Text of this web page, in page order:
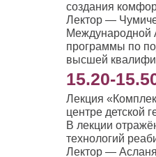
создания
Лектор —
Международной
программы по
15.20-
Лекция
центре детской
В лекции
технологий
Лектор —